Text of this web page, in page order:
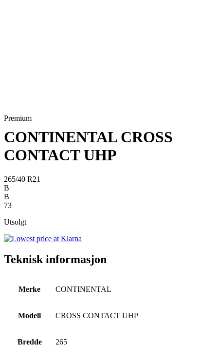
Premium
CONTINENTAL CROSS
CONTACT UHP
265/40 R21
B
B
73
Utsolgt
Teknisk informasjon
Merke CONTINENTAL
Modell CROSS CONTACT UHP
Bredde 265